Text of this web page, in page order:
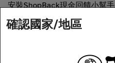
安裝ShopBack現金回饋小幫手
如何運作
確認國家/地區